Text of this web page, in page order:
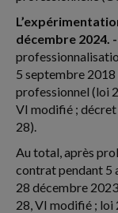
décembre 2024. -
5 septembre
professionnel (loi
VI modifié ;
28).
Au total, après
contrat pendant 5
28 décembre
28, VI modifié ;